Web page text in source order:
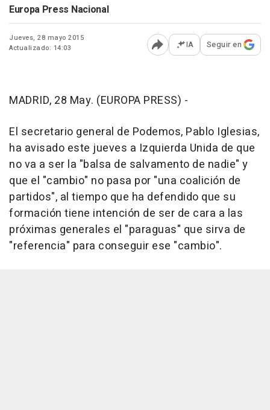
Europa Press Nacional
Jueves, 28 mayo 2015
Actualizado: 14:03
Abrir opciones para
IA Seguir en
MADRID, 28 May. (EUROPA PRESS) -
El secretario general de Podemos, Pablo Iglesias,
ha avisado este jueves a Izquierda Unida de que
no va a ser la "balsa de salvamento de nadie" y
que el "cambio" no pasa por "una coalición de
partidos", al tiempo que ha defendido que su
formación tiene intención de ser de cara a las
próximas generales el "paraguas" que sirva de
"referencia" para conseguir ese "cambio".